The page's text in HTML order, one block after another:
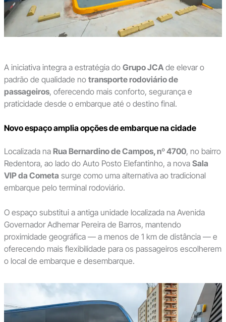
A iniciativa integra a estratégia do Grupo JCAde elevar o
padrão de qualidade no transporte rodoviário de
passageiros, oferecendo mais conforto, segurança e
praticidade desde o embarque até o destino final.
Novo espaço amplia opções de embarque na cidade
Localizada na Rua Bernardino de Campos, nº 4700, no bairro
Redentora, ao lado do Auto Posto Elefantinho, a nova Sala
VIP da Cometa surge como uma alternativa ao tradicional
embarque pelo terminal rodoviário.
O espaço substitui a antiga unidade localizada na Avenida
Governador Adhemar Pereira de Barros, mantendo
proximidade geográfica — a menos de 1 km de distância — e
oferecendo mais flexibilidade para os passageiros escolherem
o local de embarque e desembarque.